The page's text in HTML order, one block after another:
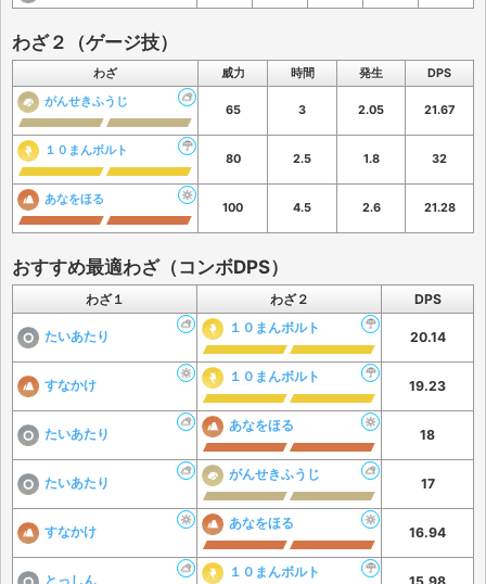
わざ２（ゲージ技）
わざ 威力 時間 発生
DPS
がんせきふうじ
65 3 2.05 21.67
１０まんボルト
80 2.5 1.8 32
あなをほる
100 4.5 2.6 21.28
おすすめ最適わざ（コンボDPS）
わざ１ わざ２ DPS
たいあたり
１０まんボルト
20.14
すなかけ
１０まんボルト
19.23
たいあたり
あなをほる
18
たいあたり
がんせきふうじ
17
すなかけ
あなをほる
16.94
とっしん
１０まんボルト